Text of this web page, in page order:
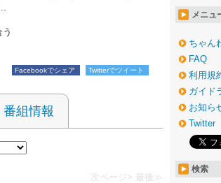
Facebookでシェア Twitterでツイート
番組情報
次ページ> 最後≫
メニュ
ちゃん
FAQ
利用規
ガイド
お知ら
Twitter
検索